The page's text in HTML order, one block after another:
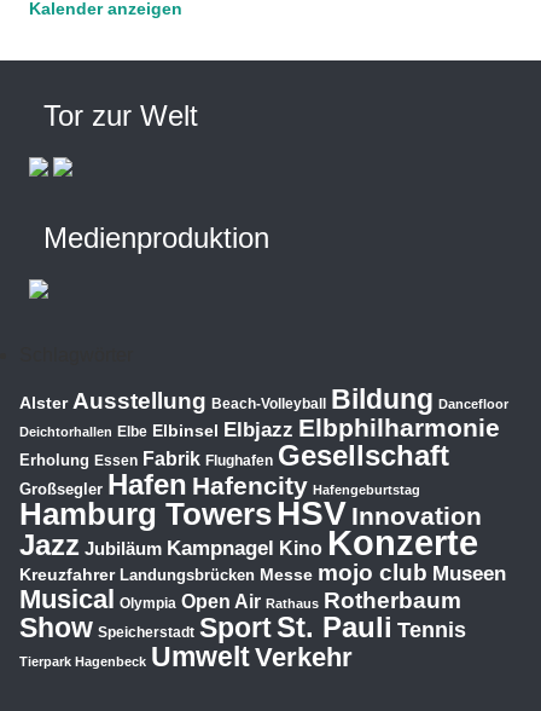
Tor zur Welt
Medienproduktion
Kalender anzeigen
Alster Ausstellung Beach-Volleyball Bildung Dancefloor
Deichtorhallen Elbe Elbinsel Elbjazz Elbphilharmonie
Erholung Essen Fabrik Flughafen Gesellschaft
Großsegler Hafen Hafencity Hafengeburtstag
Hamburg TowersHSV Innovation
Jazz Jubiläum Kampnagel Kino Konzerte
Kreuzfahrer Landungsbrücken Messe mojo club Museen
Musical Olympia Open Air Rathaus Rotherbaum
Show Speicherstadt SportSt. Pauli Tennis
Tierpark Hagenbeck UmweltVerkehr